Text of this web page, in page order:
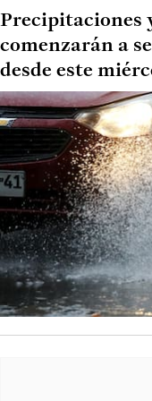
Precipitaciones
comenzarán a
desde este